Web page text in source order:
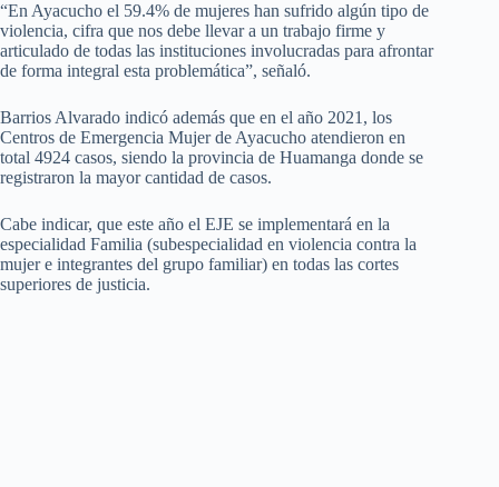
“En Ayacucho el 59.4% de mujeres han sufrido algún tipo de
violencia, cifra que nos debe llevar a un trabajo firme y
articulado de todas las instituciones involucradas para afrontar
de forma integral esta problemática”, señaló.
Barrios Alvarado indicó además que en el año 2021, los
Centros de Emergencia Mujer de Ayacucho atendieron en
total 4924 casos, siendo la provincia de Huamanga donde se
registraron la mayor cantidad de casos.
Cabe indicar, que este año el EJE se implementará en la
especialidad Familia (subespecialidad en violencia contra la
mujer e integrantes del grupo familiar) en todas las cortes
superiores de justicia.